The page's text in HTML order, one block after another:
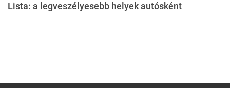
Lista: a legveszélyesebb helyek autósként